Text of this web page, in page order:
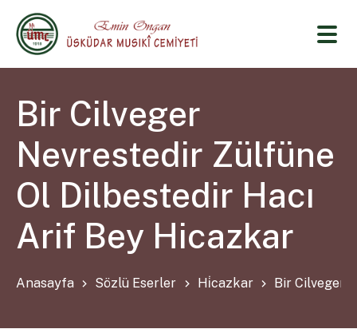
Bir Cilveger
Nevrestedir Zülfüne
Ol Dilbestedir Hacı
Arif Bey Hicazkar
Anasayfa Sözlü Eserler Hi̇cazkar Bir Cilveger